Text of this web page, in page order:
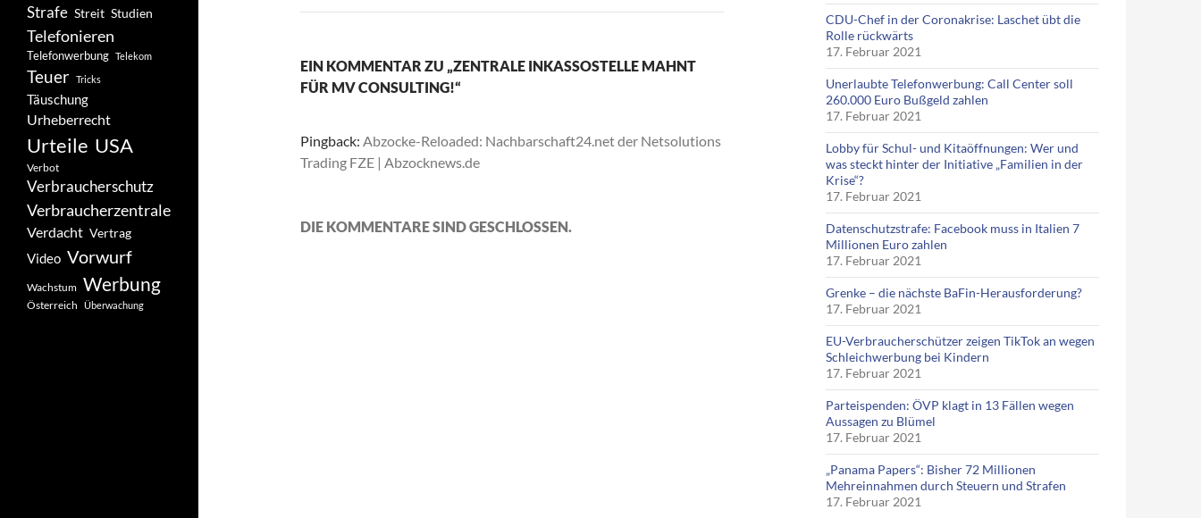
EIN KOMMENTAR ZU „ZENTRALE INKASSOSTELLE MAHNT
FÜR MV CONSULTING!“
Pingback: Abzocke-Reloaded: Nachbarschaft24.net der Netsolutions
Trading FZE | Abzocknews.de
DIE KOMMENTARE SIND GESCHLOSSEN.
CDU-Chef in der Coronakrise: Laschet übt die
Rolle rückwärts
17. Februar 2021
Unerlaubte Telefonwerbung: Call Center soll
260.000 Euro Bußgeld zahlen
17. Februar 2021
Lobby für Schul- und Kitaöffnungen: Wer und
was steckt hinter der Initiative „Familien in der
Krise“?
17. Februar 2021
Datenschutzstrafe: Facebook muss in Italien 7
Millionen Euro zahlen
17. Februar 2021
Grenke – die nächste BaFin-Herausforderung?
17. Februar 2021
EU-Verbraucherschützer zeigen TikTok an wegen
Schleichwerbung bei Kindern
17. Februar 2021
Parteispenden: ÖVP klagt in 13 Fällen wegen
Aussagen zu Blümel
17. Februar 2021
„Panama Papers“: Bisher 72 Millionen
Mehreinnahmen durch Steuern und Strafen
17. Februar 2021
Strafe Streit Studien
Telefonieren
Telefonwerbung Telekom
Teuer Tricks
Täuschung
Urheberrecht
Urteile USA
Verbot
Verbraucherschutz
Verbraucherzentrale
Verdacht Vertrag
Video Vorwurf
Wachstum Werbung
Österreich Überwachung